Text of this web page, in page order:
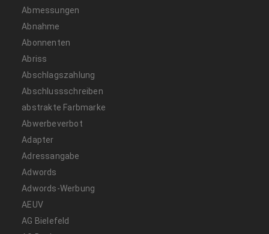
Abmessungen
Abnahme
Abonnenten
Abriss
Abschlagszahlung
Abschlussschreiben
abstrakte Farbmarke
Abwerbeverbot
Adapter
Adressangabe
Adwords
Adwords-Werbung
AEUV
AG Bielefeld